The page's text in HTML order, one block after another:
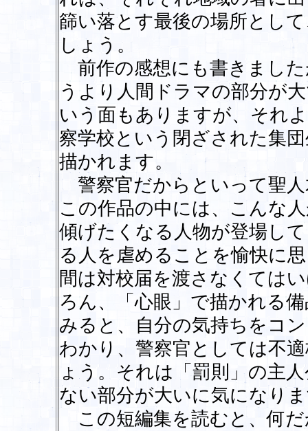
篩い落とす最後の場所とし
しょう。
前作の感想にも書きまし
うより人間ドラマの部分が
いう面もありますが、それ
察学校という閉ざされた集
描かれます。
警察官だからといって聖
この作品の中には、こんな
傾げたくなる人物が登場し
る人を虐めることを愉快に
間は対校届を渡さなくては
ろん、「心眼」で描かれる
みると、自分の気持ちをコ
わかり、警察官としては不
ょう。それは「罰則」の主
ない部分が大いに気になり
この短編集を読むと、何